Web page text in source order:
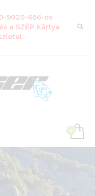
9020-666-os
a SZÉP Kártya